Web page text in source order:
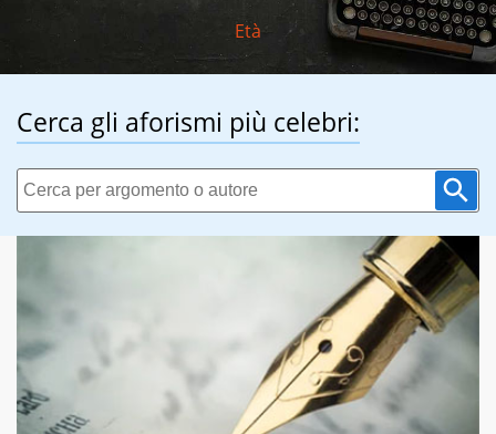
Età
Cerca gli aforismi più celebri: